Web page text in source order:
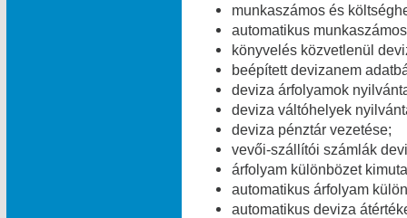
munkaszámos és
automatikus
könyvelés közvetlenül
beépített devizanem
deviza árfolyamok
deviza váltóhelyek
deviza pénztár vezetése;
vevői-szállítói számlák
árfolyam különbözet
automatikus árfolyam
automatikus deviza